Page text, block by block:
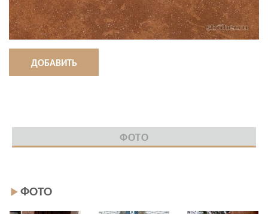
ДОБАВИТЬ
ФОТО
ФОТО